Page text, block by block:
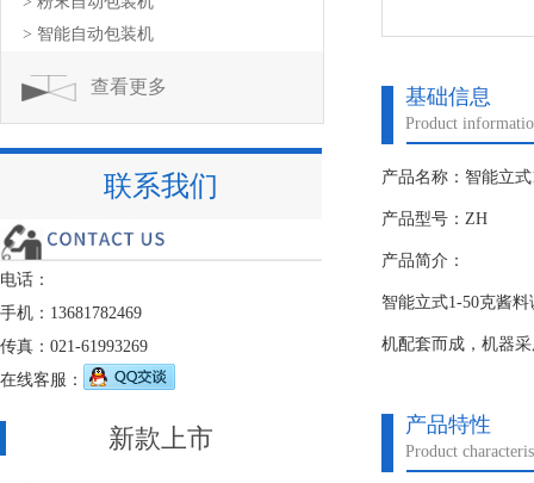
基础信息
Product
产品名称：智能立
产品型号：ZH
产品简介：
智能立式1-50克酱
机配套而成，机器
产品特性
Product
> 智能自动包装机
查看更多
联系我们
电话：
手机：13681782469
传真：021-61993269
在线客服：
新款上市